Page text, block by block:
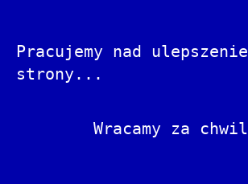
Pracujemy nad
strony...
Wracamy za